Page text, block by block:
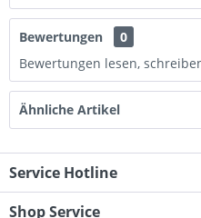
Bewertungen
0
Bewertungen lesen,
Ähnliche Artikel
Service Hotline
Shop Service